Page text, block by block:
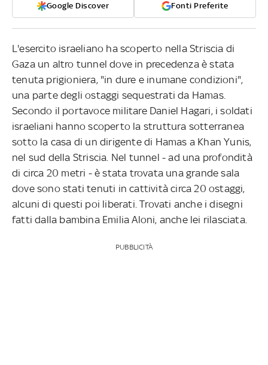
Google Discover Fonti Preferite
L'esercito israeliano ha scoperto nella Striscia di
Gaza un altro tunnel dove in precedenza è stata
tenuta prigioniera, "in dure e inumane condizioni",
una parte degli ostaggi sequestrati da Hamas.
Secondo il portavoce militare Daniel Hagari, i soldati
israeliani hanno scoperto la struttura sotterranea
sotto la casa di un dirigente di Hamas a Khan Yunis,
nel sud della Striscia. Nel tunnel - ad una profondità
di circa 20 metri - è stata trovata una grande sala
dove sono stati tenuti in cattività circa 20 ostaggi,
alcuni di questi poi liberati. Trovati anche i disegni
fatti dalla bambina Emilia Aloni, anche lei rilasciata.
PUBBLICITÀ